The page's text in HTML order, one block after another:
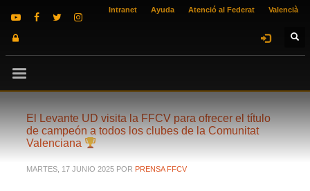
Intranet Ayuda Atenció al Federat Valencià
El Levante UD visita la FFCV para ofrecer el título
de campeón a todos los clubes de la Comunitat
Valenciana
MARTES, 17 JUNIO 2025 POR PRENSA FFCV